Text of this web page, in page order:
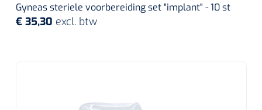
Gyneas steriele voorbereiding set "implant" - 10 st
€ 35,30 excl. btw